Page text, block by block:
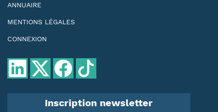
ANNUAIRE
MENTIONS LÉGALES
CONNEXION
Inscription newsletter